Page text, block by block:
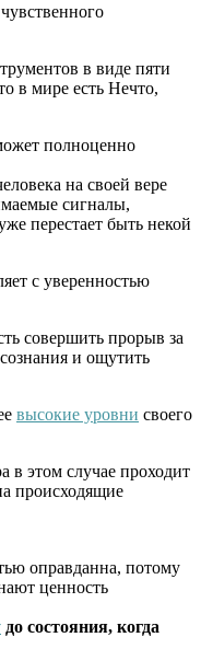
в виде пяти
в мире есть Нечто,
полноценно
на своей вере
сигналы,
перестает быть некой
с уверенностью
совершить прорыв за
и ощутить
высокие уровни своего
в этом случае проходит
происходящие
оправданна, потому
ценность
до состояния, когда